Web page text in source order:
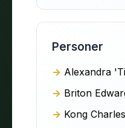
Personer
Alexandra
Briton
Kong Charles